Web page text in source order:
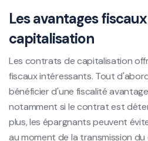
Les avantages
capitalisation
Les contrats de capitalisation
fiscaux intéressants. Tout
bénéficier d'une fiscalité
notamment si le contrat est
plus, les épargnants peuvent
au moment de la transmission